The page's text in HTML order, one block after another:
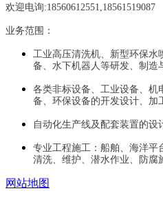
欢迎电询:18560612551,18561519087
业务范围：
工业高压清洗机、新型环保水
备、水下机器人等研发、制造
各类非标设备、工业设备、机
备、环保设备的开发设计、加
自动化生产线及配套装置的设
专业工程施工：船舶、海洋平
清洗、维护、潜水作业、防腐
网站地图